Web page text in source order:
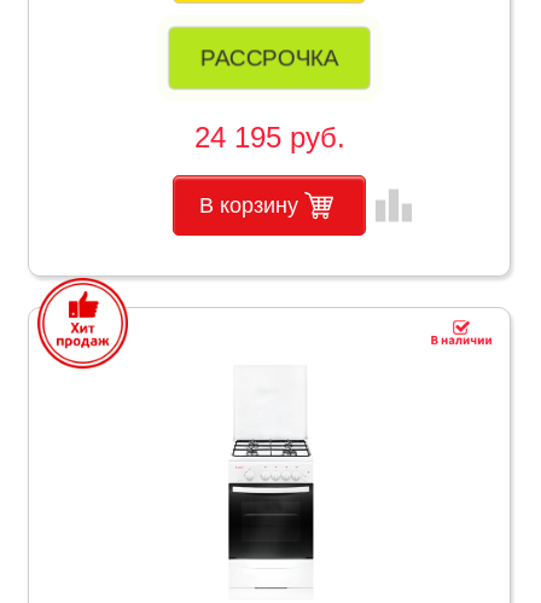
РАССРОЧКА
24 195 руб.
В корзину leaderboard